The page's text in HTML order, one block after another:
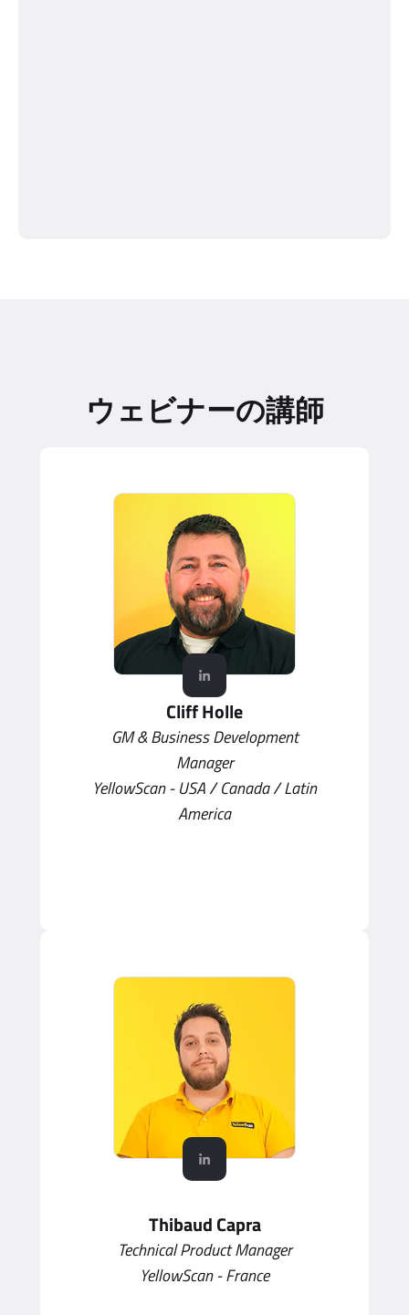
ウェビナーの講師
Cliff Holle
GM & Business Development
Manager
YellowScan - USA / Canada / Latin
America
Thibaud Capra
Technical Product Manager
YellowScan - France